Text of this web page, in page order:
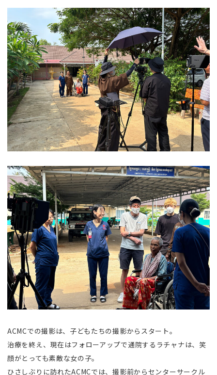
ACMCでの撮影は、子どもたちの撮影からスタート。
治療を終え、現在はフォローアップで通院するラチャナは、笑
顔がとっても素敵な女の子。
ひさしぶりに訪れたACMCでは、撮影前からセンターサークル